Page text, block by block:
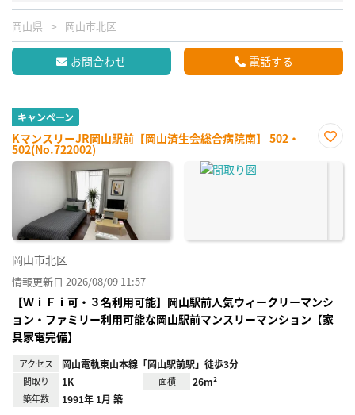
岡山県 岡山市北区
お問合わせ 電話する
キャンペーン
KマンスリーJR岡山駅前【岡山済生会総合病院南】 502・
502(No.722002)
に入
岡山市北区
情報更新日 2026/08/09 11:57
【ＷｉＦｉ可・３名利用可能】岡山駅前人気ウィークリーマンシ
ョン・ファミリー利用可能な岡山駅前マンスリーマンション【家
具家電完備】
アクセス 岡山電軌東山本線「岡山駅前駅」徒歩3分
間取り 1K 面積 26m²
築年数 1991年 1月 築